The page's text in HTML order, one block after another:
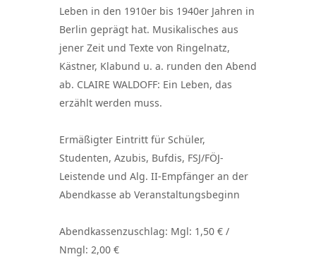
Leben in den 1910er bis 1940er Jahren in
Berlin geprägt hat. Musikalisches aus
jener Zeit und Texte von Ringelnatz,
Kästner, Klabund u. a. runden den Abend
ab. CLAIRE WALDOFF: Ein Leben, das
erzählt werden muss.
Ermäßigter Eintritt für Schüler,
Studenten, Azubis, Bufdis, FSJ/FÖJ-
Leistende und Alg. II-Empfänger an der
Abendkasse ab Veranstaltungsbeginn
Abendkassenzuschlag: Mgl: 1,50 € /
Nmgl: 2,00 €